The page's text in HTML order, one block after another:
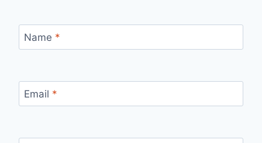
Name *
Email *